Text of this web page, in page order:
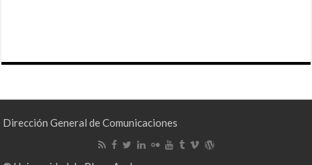
Dirección General de Comunicaciones